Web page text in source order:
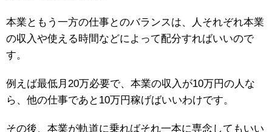
本業ともう一方の仕事とのバランスは、人それぞれ本業
の収入や使える時間などによって配分すればいいので
す。
例えば最低月20万必要で、本業の収入が10万円の人な
ら、他の仕事であと10万円稼げばいいわけです。
その後、本業が軌道に乗ればそれ一本に専念してもいい